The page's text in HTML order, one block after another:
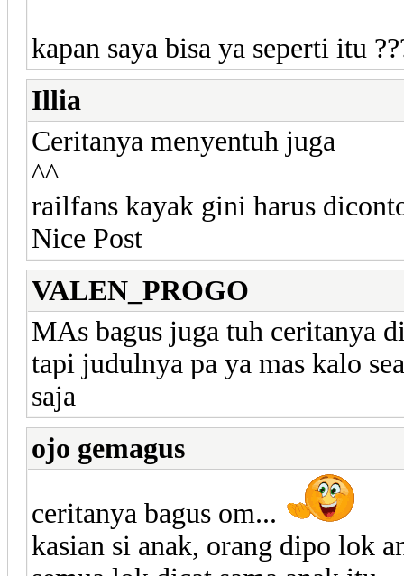
kapan saya bisa ya seperti itu
Illia
Ceritanya menyentuh juga
^^
railfans kayak gini harus
Nice Post
VALEN_PROGO
MAs bagus juga tuh ceritanya
tapi judulnya pa ya mas kalo
saja
ojo gemagus
ceritanya bagus om...
kasian si anak, orang dipo lok